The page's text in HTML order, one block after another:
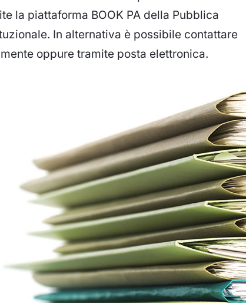
la piattaforma BOOK PA della Pubblica
In alternativa è possibile contattare
oppure tramite posta elettronica.